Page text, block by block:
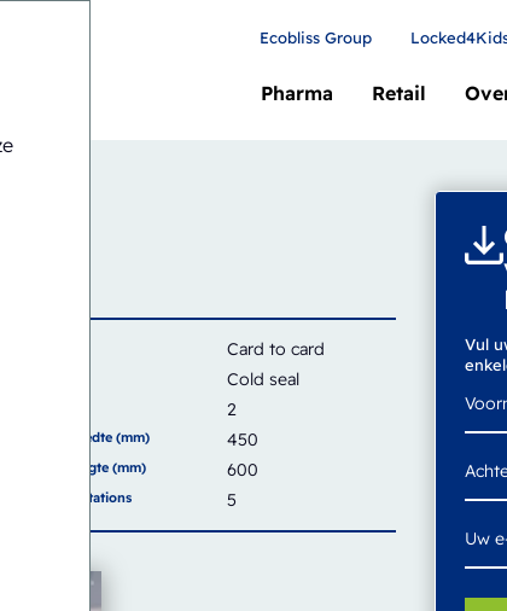
Pharma Retail
Ecobliss Group
Card to card
Cold seal
2
Sealvlak breedte (mm) 450
Sealvlak hoogte (mm) 600
Aantal werkstations 5
Vul